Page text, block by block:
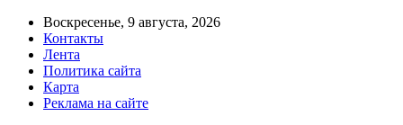
Воскресенье, 9 августа, 2026
Контакты
Лента
Политика сайта
Карта
Реклама на сайте